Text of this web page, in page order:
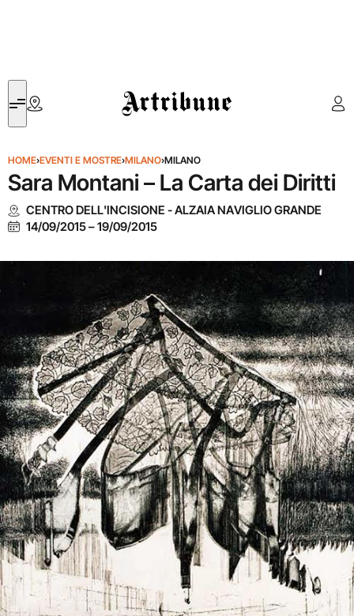
Artribune
HOME›EVENTI E MOSTRE›MILANO›MILANO
Sara Montani – La Carta dei Diritti
CENTRO DELL'INCISIONE - ALZAIA NAVIGLIO GRANDE
14/09/2015–19/09/2015